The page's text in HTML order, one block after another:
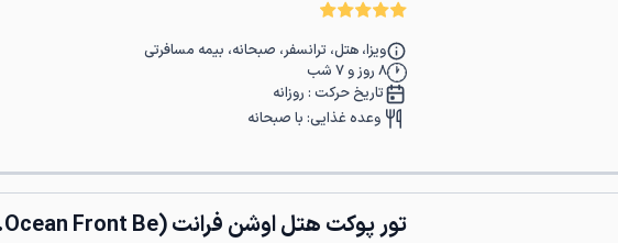
ویزا، هتل، ترانسفر، صبحانه، بیمه مسافرتی
8 روز و7 شب
تاریخ حرکت : روزانه
وعده غذایی: با صبحانه
تور پوکت هتل اوشن فرانت (Ocean Front Be...